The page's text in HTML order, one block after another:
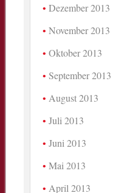
Dezember 2013
November 2013
Oktober 2013
September 2013
August 2013
Juli 2013
Juni 2013
Mai 2013
April 2013